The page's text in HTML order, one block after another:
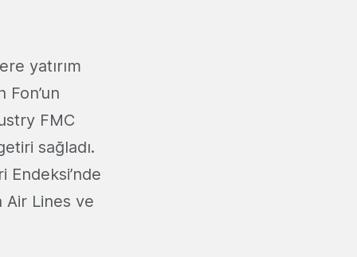
yatırım
Fon’un
FMC
sağladı.
Endeksi’nde
Air Lines ve